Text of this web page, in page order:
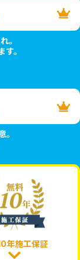
。
。
年施工保証